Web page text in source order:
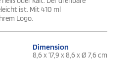
ist. Mit 410 ml
Logo.
Dimension
8,6 x 17,9 x 8,6 x Ø 7,6 cm